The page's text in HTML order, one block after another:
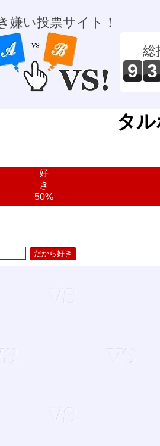
嫌い投票サイト！
総
9 3
タ
好
き
50%